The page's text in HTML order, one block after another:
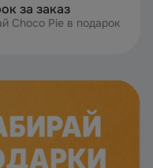
за заказ
Choco Pie в подарок